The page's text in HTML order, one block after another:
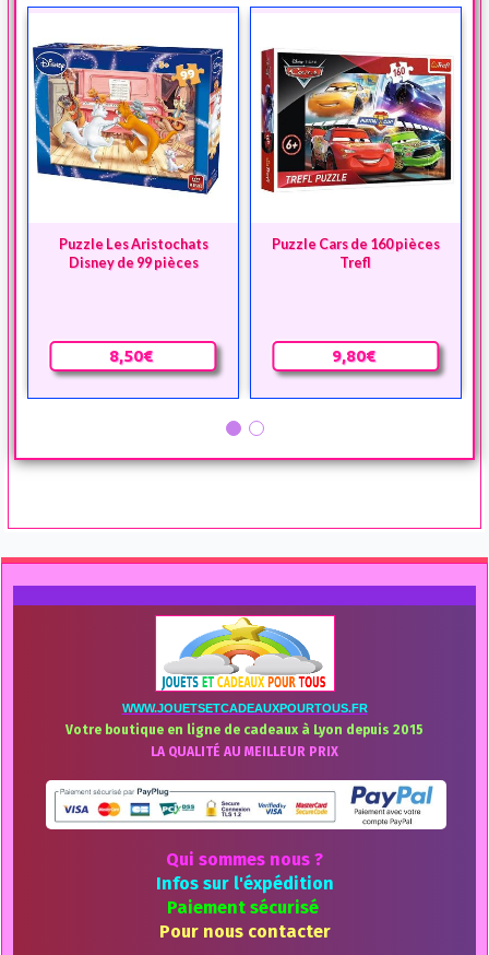
Puzzle Les Aristochats
Disney de 99 pièces
8,50€
Puzzle Cars de 160 pièces
Trefl
9,80€
WWW.JOUETSETCADEAUXPOURTOUS.FR
Votre boutique en ligne de cadeaux à Lyon depuis 2015
LA QUALITÉ AU MEILLEUR PRIX
Qui sommes nous ?
Infos sur l'éxpédition
Paiement sécurisé
Pour nous contacter